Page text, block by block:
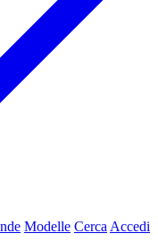
Modelle Cerca Accedi